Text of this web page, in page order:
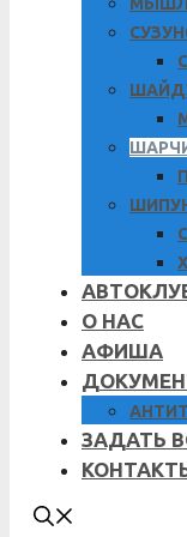
О НАС
АФИША
ЗАДАТЬ